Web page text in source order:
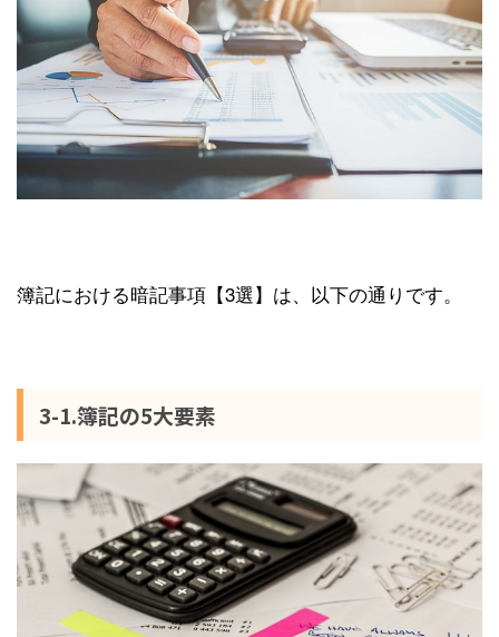
簿記における暗記事項【3選】は、以下の通りです。
3-1.簿記の5大要素